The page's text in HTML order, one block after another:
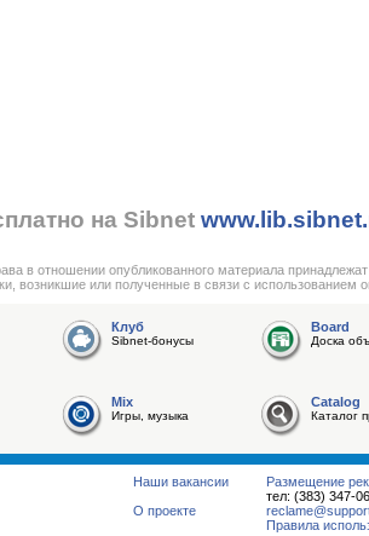
на Sibnet
в отношении опубликованного материала
возникшие или полученные в связи с использованием
Клуб
Sibnet-бонусы
Board
Доска
Mix
Игры, музыка
Catalog
Каталог
Размещение
тел: (383) 347-
Правила
Наши вакансии
О проекте